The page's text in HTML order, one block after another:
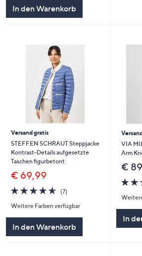
In den Warenkorb
Versand gratis
STEFFEN SCHRAUT Steppjacke
Kontrast-Details aufgesetzte
Taschen figurbetont
€ 69,99
4.6
von
5
(7)7
Weitere Farben verfügbar
In den Warenkorb
VIA
Arm
€
In